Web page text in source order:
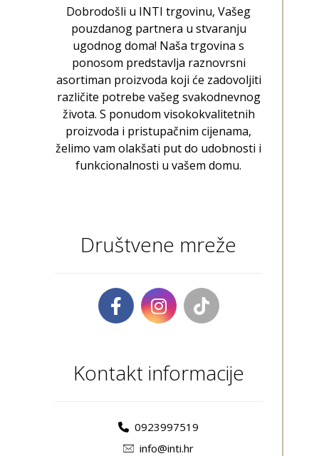
Dobrodošli u INTI trgovinu, Vašeg
pouzdanog partnera u stvaranju
ugodnog doma! Naša trgovina s
ponosom predstavlja raznovrsni
asortiman proizvoda koji će zadovoljiti
različite potrebe vašeg svakodnevnog
života. S ponudom visokokvalitetnih
proizvoda i pristupačnim cijenama,
želimo vam olakšati put do udobnosti i
funkcionalnosti u vašem domu.
Društvene mreže
Kontakt informacije
0923997519
info@inti.hr